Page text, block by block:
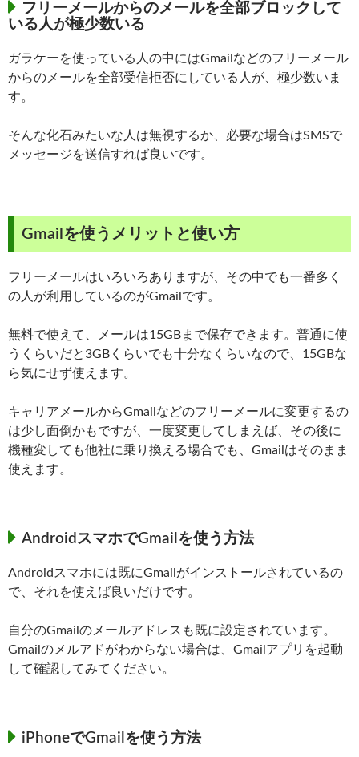
フリーメールからのメールを全部ブロックして
いる人が極少数いる
ガラケーを使っている人の中にはGmailなどのフリーメール
からのメールを全部受信拒否にしている人が、極少数いま
す。
そんな化石みたいな人は無視するか、必要な場合はSMSで
メッセージを送信すれば良いです。
Gmailを使うメリットと使い方
フリーメールはいろいろありますが、その中でも一番多く
の人が利用しているのがGmailです。
無料で使えて、メールは15GBまで保存できます。普通に使
うくらいだと3GBくらいでも十分なくらいなので、15GBな
ら気にせず使えます。
キャリアメールからGmailなどのフリーメールに変更するの
は少し面倒かもですが、一度変更してしまえば、その後に
機種変しても他社に乗り換える場合でも、Gmailはそのまま
使えます。
AndroidスマホでGmailを使う方法
Androidスマホには既にGmailがインストールされているの
で、それを使えば良いだけです。
自分のGmailのメールアドレスも既に設定されています。
Gmailのメルアドがわからない場合は、Gmailアプリを起動
して確認してみてください。
iPhoneでGmailを使う方法